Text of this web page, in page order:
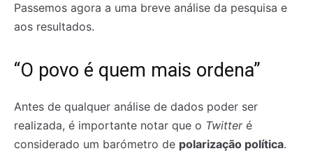
Passemos agora a uma breve análise da pesquisa e
aos resultados.
“O povo é quem mais ordena”
Antes de qualquer análise de dados poder ser
realizada, é importante notar que o Twitteré
considerado um barómetro de polarização política.